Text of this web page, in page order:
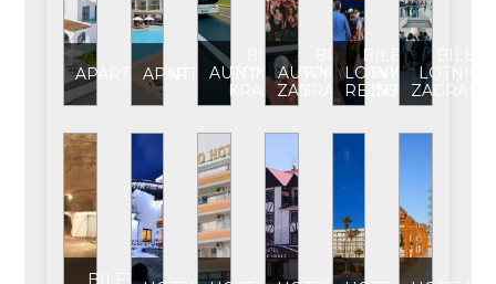
APARTAMENTAPARTAMENT****
BILET
AUTOKAROWY
KRAJOWY
BILET
AUTOKAROWY
ZAGRANICZNY
BILET
LOTNICZY
REJSOWY
BILET
BILET